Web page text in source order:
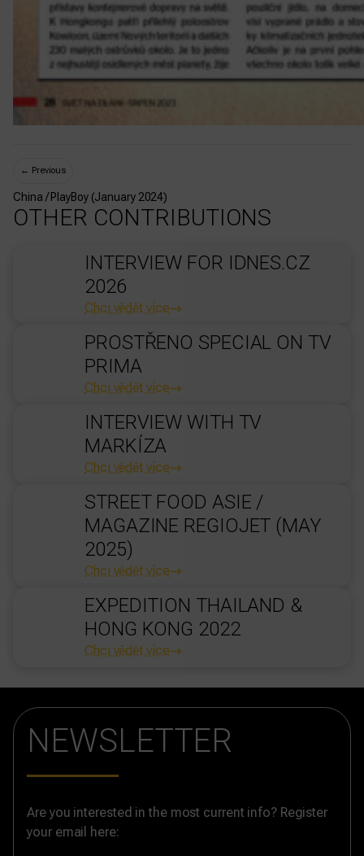
← Previous
China / PlayBoy (January 2024)
OTHER CONTRIBUTIONS
INTERVIEW FOR IDNES.CZ
2026
Chci vědět více
PROSTŘENO SPECIAL ON TV
PRIMA
Chci vědět více
INTERVIEW WITH TV
MARKÍZA
Chci vědět více
STREET FOOD ASIE /
MAGAZINE REGIOJET (MAY
2025)
Chci vědět více
EXPEDITION THAILAND &
HONG KONG 2022
Chci vědět více
NEWSLETTER
Are you interested in the most current info? Register
your email here: